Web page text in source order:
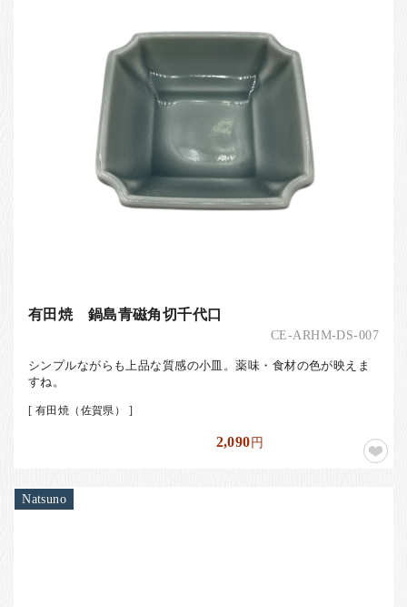
有田焼 鍋島青磁角切千代口
CE-ARHM-DS-007
シンプルながらも上品な質感の小皿。薬味・食材の色が映えま
すね。
[ 有田焼（佐賀県） ]
2,090円
Natsuno